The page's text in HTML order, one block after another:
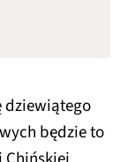
będzie to